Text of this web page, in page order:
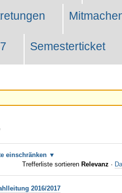
Semesterticket
einschränken
Trefferliste sortieren Relevanz ·
2016/2017